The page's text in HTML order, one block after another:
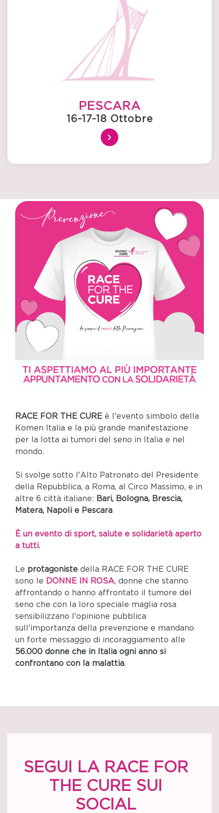
PESCARA
16-17-18 Ottobre
RACE FOR THE CURE è l'evento simbolo della
Komen Italia e la più grande manifestazione
per la lotta ai tumori del seno in Italia e nel
mondo.
Si svolge sotto l'Alto Patronato del Presidente
della Repubblica, a Roma, al Circo Massimo, e in
altre 6 città italiane: Bari, Bologna, Brescia,
Matera, Napoli e Pescara
È un evento di sport, salute e solidarietà aperto
a tutti.
Le protagoniste della RACE FOR THE CURE
sono le DONNE IN ROSA, donne che stanno
affrontando o hanno affrontato il tumore del
seno che con la loro speciale maglia rosa
sensibilizzano l'opinione pubblica
sull'importanza della prevenzione e mandano
un forte messaggio di incoraggiamento alle
56.000 donne che in Italia ogni anno si
confrontano con la malattia.
SEGUI LA RACE FOR
THE CURE SUI
SOCIAL